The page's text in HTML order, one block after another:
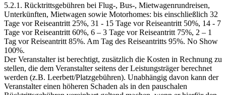
5.2.1. Rücktrittsgebühren bei Flug-, Bus-, Mietwagenrundreisen,
Unterkünften, Mietwagen sowie Motorhomes: bis einschließlich 32
Tage vor Reiseantritt 25%, 31 - 15 Tage vor Reiseantritt 50%, 14 - 7
Tage vor Reiseantritt 60%, 6 – 3 Tage vor Reiseantritt 75%, 2 – 1
Tag vor Reiseantritt 85%. Am Tag des Reiseantritts 95%. No Show
100%.
Der Veranstalter ist berechtigt, zusätzlich die Kosten in Rechnung zu
stellen, die dem Veranstalter seitens der Leistungsträger berechnet
werden (z.B. Leerbett/Platzgebühren). Unabhängig davon kann der
Veranstalter einen höheren Schaden als in den pauschalen